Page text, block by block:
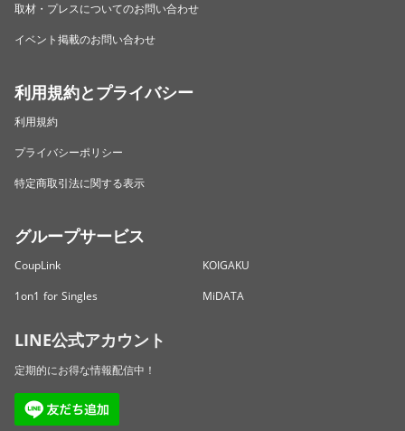
取材・プレスについてのお問い合わせ
イベント掲載のお問い合わせ
利用規約とプライバシー
利用規約
プライバシーポリシー
特定商取引法に関する表示
グループサービス
CoupLink
KOIGAKU
1on1 for Singles
MiDATA
LINE公式アカウント
定期的にお得な情報配信中！